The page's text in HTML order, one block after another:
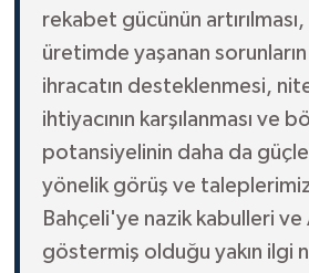
rekabet gücünün artırılması,
üretimde yaşanan
ihracatın desteklenmesi,
ihtiyacının karşılanması ve
potansiyelinin daha da
yönelik görüş ve
Bahçeli'ye nazik kabulleri ve
göstermiş olduğu yakın ilgi